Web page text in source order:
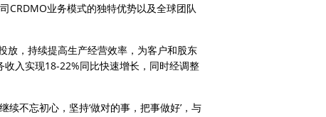
CRDMO业务模式的独特优势以及全球团队
放，持续提高生产经营效率，为客户和股东
入实现18-22%同比快速增长，同时经调整
不忘初心，坚持‘做对的事，把事做好’，与